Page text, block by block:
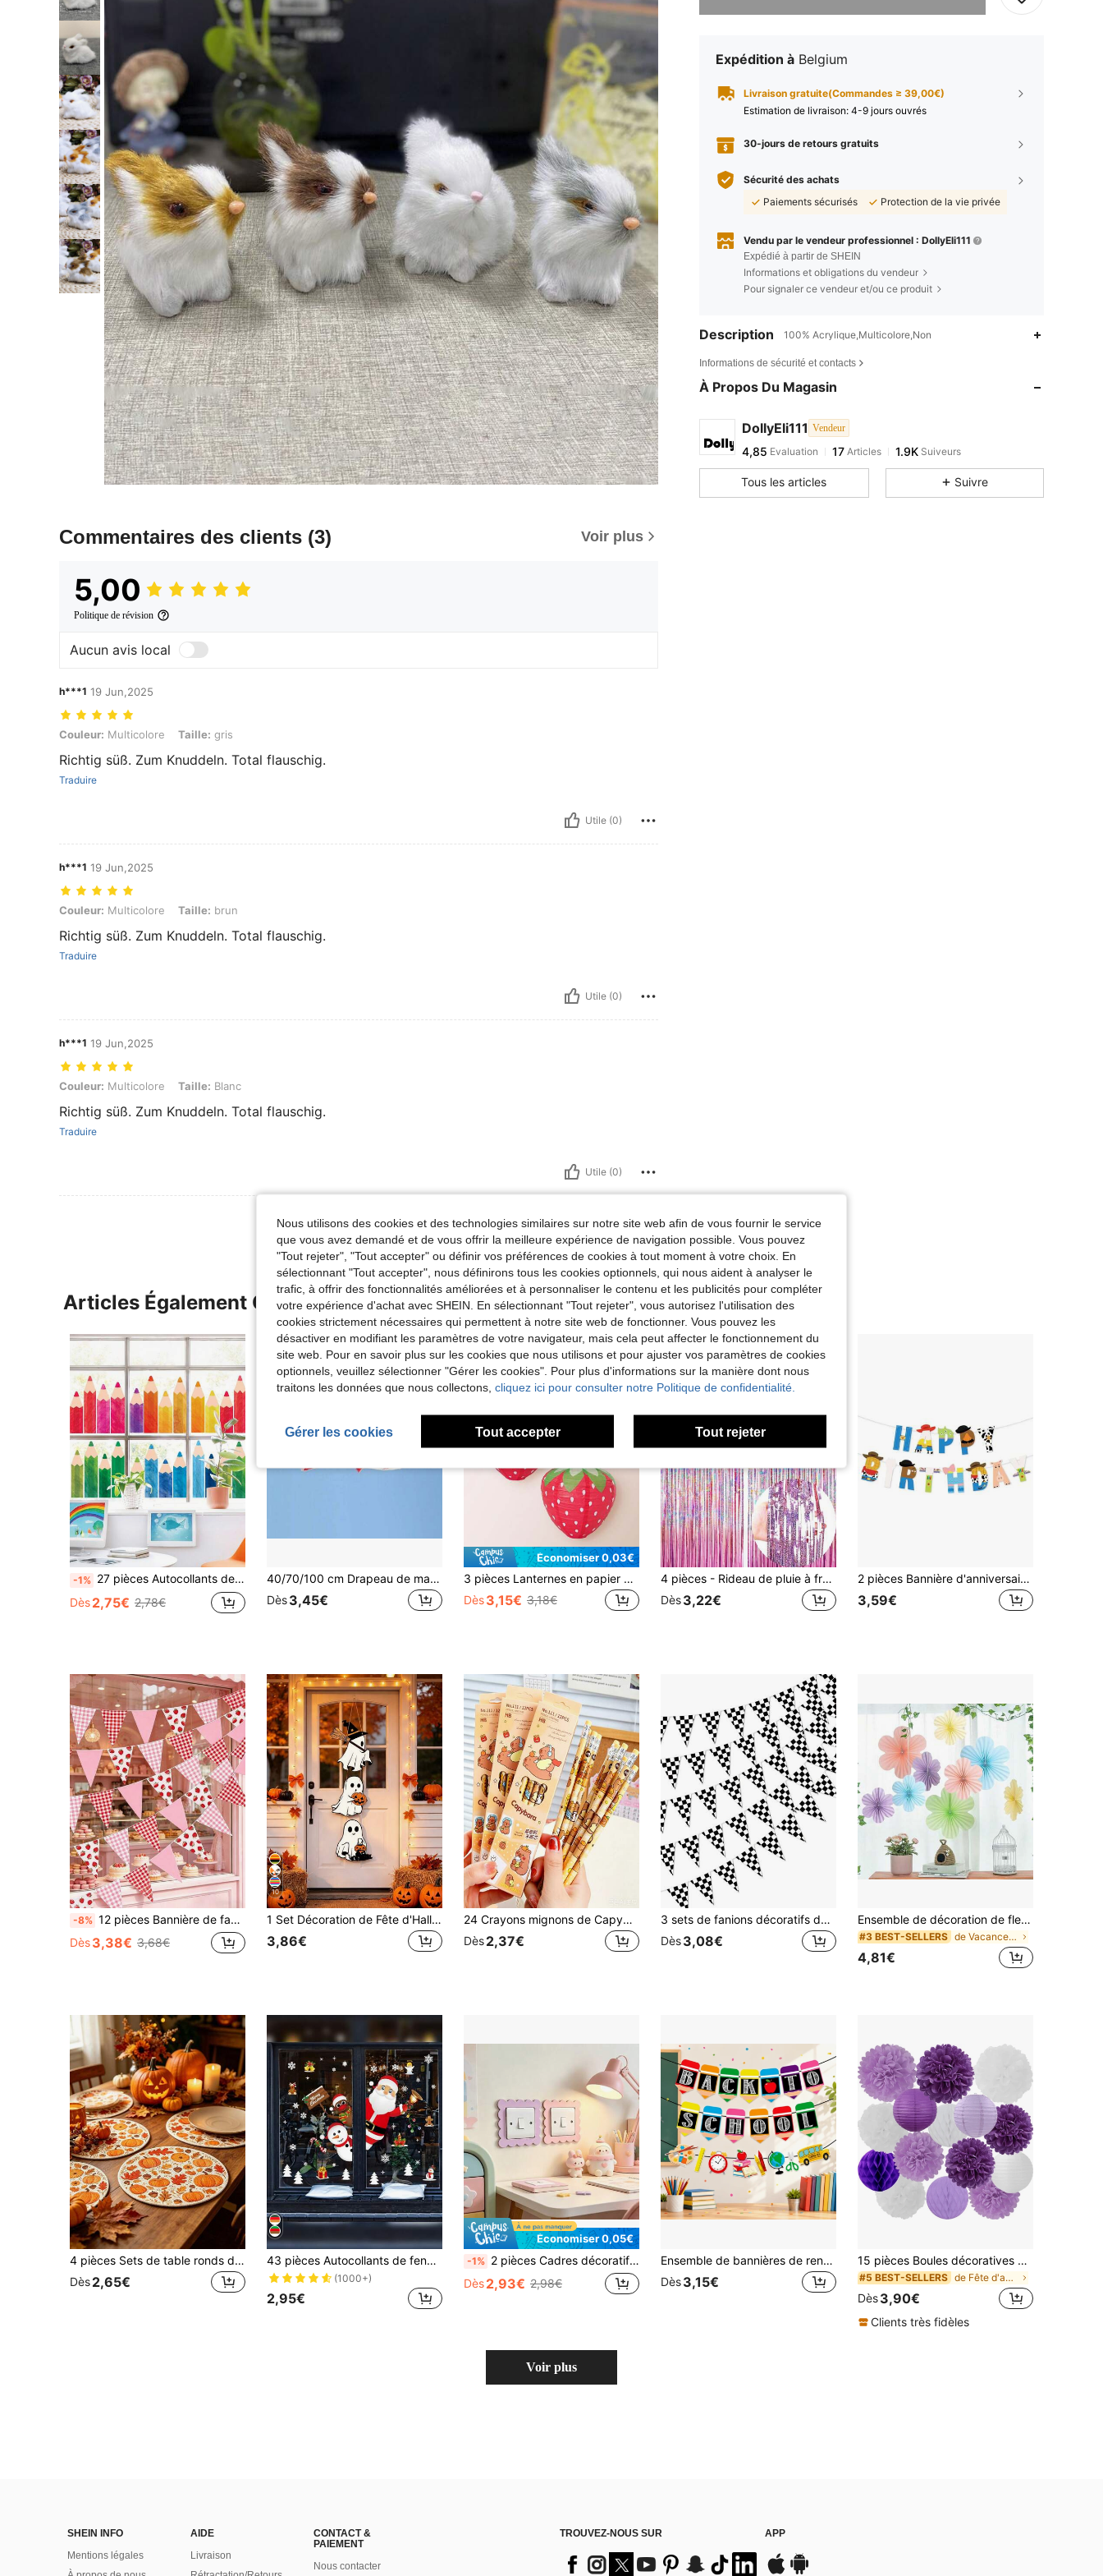
Commentaires des clients (3) Voir plus
5,00
Politique de révision
Aucun avis local
h***1 19 Jun,2025
Couleur: Multicolore, Taille: gris
Couleur: Multicolore Taille: gris
Richtig süß. Zum Knuddeln. Total flauschig.
Traduire
Utile (0)
h***1 19 Jun,2025
Couleur: Multicolore, Taille: brun
Couleur: Multicolore Taille: brun
Richtig süß. Zum Knuddeln. Total flauschig.
Traduire
Utile (0)
h***1 19 Jun,2025
Couleur: Multicolore, Taille: Blanc
Couleur: Multicolore Taille: Blanc
Richtig süß. Zum Knuddeln. Total flauschig.
Traduire
Utile (0)
Expédition à Belgium
Livraison gratuite(Commandes ≥ 39,00€)
Estimation de livraison: 4-9 jours ouvrés
30-jours de retours gratuits
Sécurité des achats
Paiements sécurisés
Protection de la vie privée
Vendu par le vendeur professionnel : DollyEli111
Expédié à partir de SHEIN
Informations et obligations du vendeur
Pour signaler ce vendeur et/ou ce produit
Description 100% Acrylique,Multicolore,Non
Informations de sécurité et contacts
À Propos Du Magasin
DollyEli111 Vendeur
4,85 Evaluation 17 Articles 1.9K Suiveurs
Tous les articles Suivre
Articles Également Consultés
-1% 27 pièces Autocollants de fenêtre de crayons de couleur aquarelle double face, décalcomanies de fenêtre de crayons colorés convenant à la maternelle, la salle de classe de l'école, la décoration du tableau noir, applicable pour la décoration de verre de maternelle, la décoration murale, la décoration de crayon, au total 9 feuilles
Dès2,75€ 2,78€
40/70/100 cm Drapeau de manche à air de carpe de style japonais, décorations suspendues de carillon à vent. Décoration suspendue Koinobori pour la cour
Dès3,45€
Économiser 0,03€
3 pièces Lanternes en papier en forme de fraise rouge/rose, décorations de fête pour anniversaire, festival, lanternes suspendues
Dès3,15€ 3,18€
4 pièces - Rideau de pluie à franges en feuille rose, rideau de porte en feuille rose assorti, convient pour fête d'anniversaire, mariage, thème disco des années 70, 80 et 90, enterrement de vie de garçon, décoration de fête arc-en-ciel, décoration d'Halloween, automne, Thanksgiving, décoration de fête, décoration d'anniversaire et décoration de cérémonie de remise des diplômes, décoration d'ambiance de Coupe du Monde, décoration de style Ins, décoration de rassemblement, décoration de Noël, décoration de rentrée scolaire
Dès3,22€
2 pièces Bannière d'anniversaire thème jouet de dessin animé, décorations de fête d'histoire de dessin animé, cowboy et héros de l'espace, bannière de fête réutilisable, décoration de fête d'anniversaire, décoration murale, décoration de cheminée, décoration de chambre, convient pour les fêtes d'anniversaire et les baby showers
3,59€
-8% 12 pièces Bannière de fanions triangulaires à carreaux fraise, décoration de fête thème fruits pré-enfilée, convient pour les vacances, les anniversaires, les mariages, les douches de mariée, la décoration de la maison, la rentrée scolaire et les fournitures de fête d'Halloween
Dès3,38€ 3,68€
10
1 Set Décoration de Fête d'Halloween Papier à Suspendre à la Porte, Ornement Suspendu Motif Fantôme Citrouille, Cadeau d'Halloween Rose, Décoration d'Halloween, Fournitures de Fête d'Halloween, Décoration Maison, Décoration Chambre, Décoration Porte, Accessoire d'Ambiance de Vacances
3,86€
24 Crayons mignons de Capybara, Cadeaux de fête, Cadeaux de remerciement, Cadeaux de fête d'anniversaire mignons, Remplissage de sacs de fête, Récompenses de classe, Rentrée scolaire, Saison scolaire, Décoration de la maison, Fournitures pour la maison, Essentiels familiaux, Cadeaux pour femmes, Cadeaux pour hommes, Convient pour Halloween, Fêtes à thème, Décoration de la maison, Arrangement de l'atmosphère de la scène, Décoration de la chambre, Halloween, Essentiels de vacances, Cadeaux pour hommes, Décoration d'Halloween, Cadeaux d'anniversaire pour femmes, Décoration d'été, Décoration de classe, Cadeaux d'anniversaire
Dès2,37€
3 sets de fanions décoratifs de fête, motif à carreaux noir et blanc minimaliste, pennons triangulaires, convient pour les courses, les anniversaires et diverses fêtes à thème, également pour la décoration quotidienne
Dès3,08€
Ensemble de décoration de fleurs en papier DIY 9 pièces, convient pour les anniversaires, les anniversaires, les fêtes de révélation de genre, la Coupe du Monde, les fêtes de printemps, les mariages et les festivités de la Fête des Mères - peut être utilisé comme décoration de fond ou décoration de table.
#3 BEST-SELLERS de Vacances et fêtes Accrochages du festival
4,81€
4 pièces Sets de table ronds de récolte d'automne, sets de table antidérapants et résistants à la chaleur en forme de citrouille, convient pour le restaurant, la maison, la décoration de la table de salle à manger de la cuisine, accessoires de table d'automne, rassemblement familial, festival de la récolte, Thanksgiving, fournitures pour fête d'Halloween
Dès2,65€
43 pièces Autocollants de fenêtre en forme de flocons de neige de Noël pour vitre, décorations autocollantes de Noël avec flocons de neige, Père Noël, rennes, bonhomme de neige, décorations de Noël, ensemble de décoration de Noël
(1000+)
2,95€
Économiser 0,05€
-1% 2 pièces Cadres décoratifs en bois rose et violet pour interrupteur, Couvercle de protection anti-poussière pour interrupteur à bouton, Installation facile pour la décoration murale du salon, de la chambre, de la cuisine, sans électricité requise; Convient pour la décoration de scène d'anniversaire, de mariage, excellent cadeau de pendaison de crémaillère.
Dès2,93€ 2,98€
Ensemble de bannières de rentrée scolaire, guirlande de découpes de crayons colorés et de fournitures scolaires, bannière suspendue en tissu non tissé pour la salle de classe, fête du premier jour d'école, décoration de bienvenue
Dès3,15€
15 pièces Boules décoratives en fleurs de papier violet et blanc, lanternes en nid d'abeille, convient pour baby shower, mariage, anniversaire, fête des mères, retraite, décoration suspendue pour remise de diplôme
#5 BEST-SELLERS de Fête d'anniversaire Lanternes et lanternes céle
Dès3,90€
Clients très fidèles
Voir plus
SHEIN INFO
Mentions légales
AIDE
Livraison
CONTACT &
PAIEMENT
Nous contacter
TROUVEZ-NOUS SUR APP
Nous utilisons des cookies et des technologies similaires sur notre site web afin de vous fournir le service
que vous avez demandé et de vous offrir la meilleure expérience de navigation possible. Vous pouvez
"Tout rejeter", "Tout accepter" ou définir vos préférences de cookies à tout moment à votre choix. En
sélectionnant "Tout accepter", nous définirons tous les cookies optionnels, qui nous aident à analyser le
trafic, à offrir des fonctionnalités améliorées et à personnaliser le contenu et les publicités pour compléter
votre expérience d'achat avec SHEIN. En sélectionnant "Tout rejeter", vous autorisez l'utilisation des
cookies strictement nécessaires qui permettent à notre site web de fonctionner. Vous pouvez les
désactiver en modifiant les paramètres de votre navigateur, mais cela peut affecter le fonctionnement du
site web. Pour en savoir plus sur les cookies que nous utilisons et pour ajuster vos paramètres de cookies
optionnels, veuillez sélectionner "Gérer les cookies". Pour plus d'informations sur la manière dont nous
traitons les données que nous collectons, cliquez ici pour consulter notre Politique de confidentialité.
Gérer les cookies Tout accepter Tout rejeter